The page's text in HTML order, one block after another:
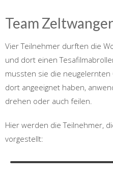
Team Zeltwanger
Vier Teilnehmer durften die
und dort einen
mussten sie die
dort angeeignet haben,
drehen oder auch feilen.
Hier werden die Teilnehmer,
vorgestellt: